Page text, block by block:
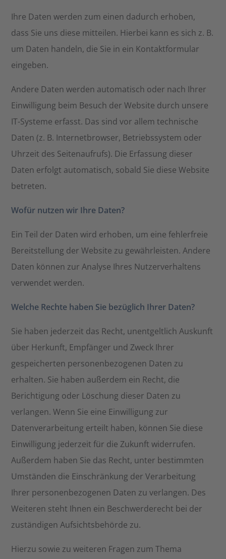
Ihre Daten werden zum einen dadurch erhoben,
dass Sie uns diese mitteilen. Hierbei kann es sich z. B.
um Daten handeln, die Sie in ein Kontaktformular
eingeben.
Andere Daten werden automatisch oder nach Ihrer
Einwilligung beim Besuch der Website durch unsere
IT-Systeme erfasst. Das sind vor allem technische
Daten (z. B. Internetbrowser, Betriebssystem oder
Uhrzeit des Seitenaufrufs). Die Erfassung dieser
Daten erfolgt automatisch, sobald Sie diese Website
betreten.
Wofür nutzen wir Ihre Daten?
Ein Teil der Daten wird erhoben, um eine fehlerfreie
Bereitstellung der Website zu gewährleisten. Andere
Daten können zur Analyse Ihres Nutzerverhaltens
verwendet werden.
Welche Rechte haben Sie bezüglich Ihrer Daten?
Sie haben jederzeit das Recht, unentgeltlich Auskunft
über Herkunft, Empfänger und Zweck Ihrer
gespeicherten personenbezogenen Daten zu
erhalten. Sie haben außerdem ein Recht, die
Berichtigung oder Löschung dieser Daten zu
verlangen. Wenn Sie eine Einwilligung zur
Datenverarbeitung erteilt haben, können Sie diese
Einwilligung jederzeit für die Zukunft widerrufen.
Außerdem haben Sie das Recht, unter bestimmten
Umständen die Einschränkung der Verarbeitung
Ihrer personenbezogenen Daten zu verlangen. Des
Weiteren steht Ihnen ein Beschwerderecht bei der
zuständigen Aufsichtsbehörde zu.
Hierzu sowie zu weiteren Fragen zum Thema